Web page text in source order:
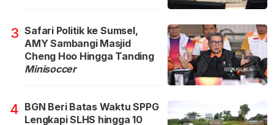
3 Safari Politik ke Sumsel,
AMY Sambangi Masjid
Cheng Hoo Hingga Tanding
Minisoccer
4 BGN Beri Batas Waktu SPPG
Lengkapi SLHS hingga 10